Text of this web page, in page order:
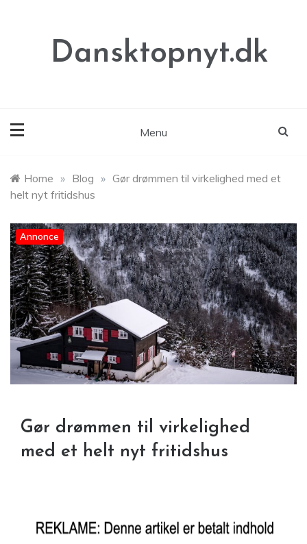
Dansktopnyt.dk
Menu
Home » Blog » Gør drømmen til virkelighed med et
helt nyt fritidshus
Annonce
Gør drømmen til virkelighed
med et helt nyt fritidshus